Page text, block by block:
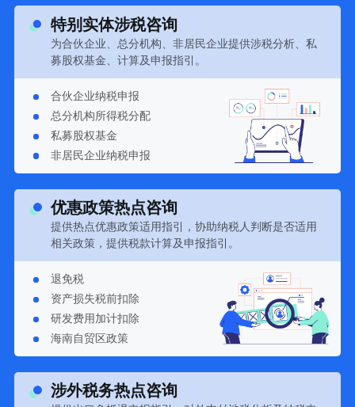
特别实体涉税咨询
为合伙企业、总分机构、非居民企业提供涉税分析、私
募股权基金、计算及申报指引。
合伙企业纳税申报
总分机构所得税分配
私募股权基金
非居民企业纳税申报
优惠政策热点咨询
提供热点优惠政策适用指引，协助纳税人判断是否适用
相关政策，提供税款计算及申报指引。
退免税
资产损失税前扣除
研发费用加计扣除
海南自贸区政策
涉外税务热点咨询